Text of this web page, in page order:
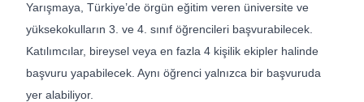
Yarışmaya, Türkiye’de örgün eğitim veren üniversite ve
yüksekokulların 3. ve 4. sınıf öğrencileri başvurabilecek.
Katılımcılar, bireysel veya en fazla 4 kişilik ekipler halinde
başvuru yapabilecek. Aynı öğrenci yalnızca bir başvuruda
yer alabiliyor.